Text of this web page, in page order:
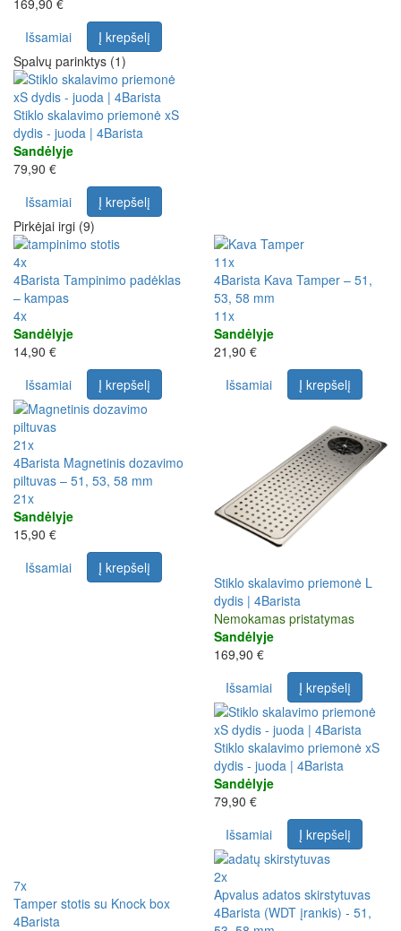
169,90 €
Išsamiai
Į krepšelį
Spalvų parinktys (1)
Stiklo skalavimo priemonė xS
dydis - juoda | 4Barista
Sandėlyje
79,90 €
Išsamiai
Į krepšelį
Pirkėjai irgi (9)
4x
4Barista Tampinimo padėklas
– kampas
4x
Sandėlyje
14,90 €
Išsamiai
Į krepšelį
11x
4Barista Kava Tamper – 51,
53, 58 mm
11x
Sandėlyje
21,90 €
Išsamiai
Į krepšelį
21x
4Barista Magnetinis dozavimo
piltuvas – 51, 53, 58 mm
21x
Sandėlyje
15,90 €
Išsamiai
Į krepšelį
Stiklo skalavimo priemonė L
dydis | 4Barista
Nemokamas pristatymas
Sandėlyje
169,90 €
Išsamiai
Į krepšelį
7x
Tamper stotis su Knock box
4Barista
Stiklo skalavimo priemonė xS
dydis - juoda | 4Barista
Sandėlyje
79,90 €
Išsamiai
Į krepšelį
2x
Apvalus adatos skirstytuvas
4Barista (WDT įrankis) - 51,